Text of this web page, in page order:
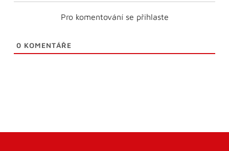
Pro komentování se přihlaste
0 KOMENTÁŘE